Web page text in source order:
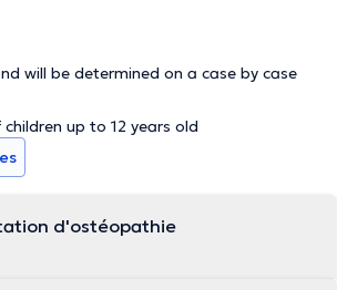
will be determined on a case by case
up to 12 years old
d'ostéopathie